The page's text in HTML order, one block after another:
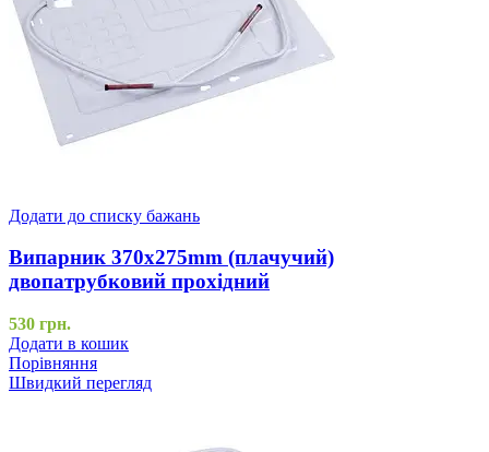
Додати до списку бажань
Випарник 370x275mm (плачучий)
двопатрубковий прохідний
530 грн.
Додати в кошик
Порівняння
Швидкий перегляд